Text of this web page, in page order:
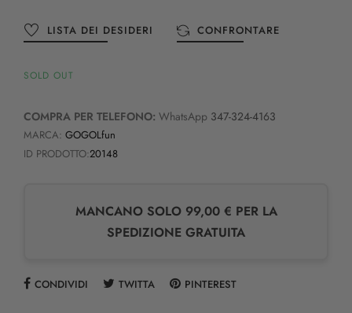
LISTA DEI DESIDERI CONFRONTARE
SOLD OUT
COMPRA PER TELEFONO: WhatsApp 347-324-4163
MARCA: GOGOLfun
ID PRODOTTO:20148
MANCANO SOLO 99,00 € PER LA
SPEDIZIONE GRATUITA
CONDIVIDI TWITTA PINTEREST